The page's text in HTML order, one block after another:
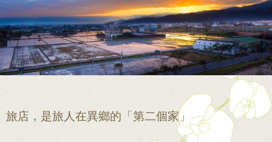
旅店，是旅人在異鄉的「第二個家」